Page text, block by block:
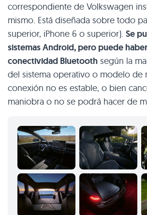
correspondiente de Volkswagen
mismo. Está diseñada sobre todo
superior, iPhone 6 o superior). Se
sistemas Android, pero puede
conectividad Bluetooth según la
del sistema operativo o modelo de
conexión no es estable, o bien
maniobra o no se podrá hacer de